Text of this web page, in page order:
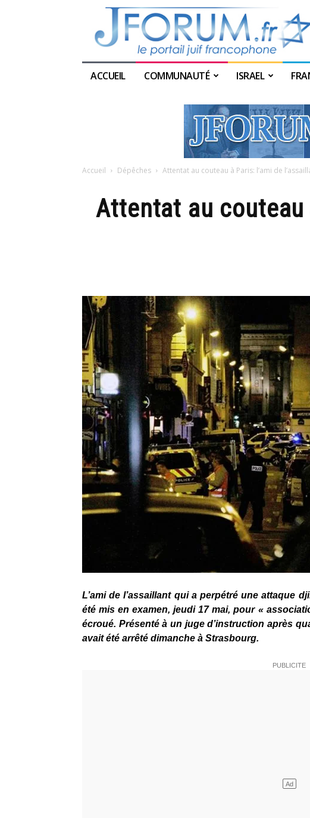
ACCUEIL COMMUNAUTÉ ISRAEL
Accueil Dépêches Attentat au couteau à Paris: l’ami de
Attentat au couteau
L’ami de l’assaillant qui a perpétré une attaque
été mis en examen, jeudi 17 mai, pour «
écroué. Présenté à un juge d’instruction après
avait été arrêté dimanche à Strasbourg.